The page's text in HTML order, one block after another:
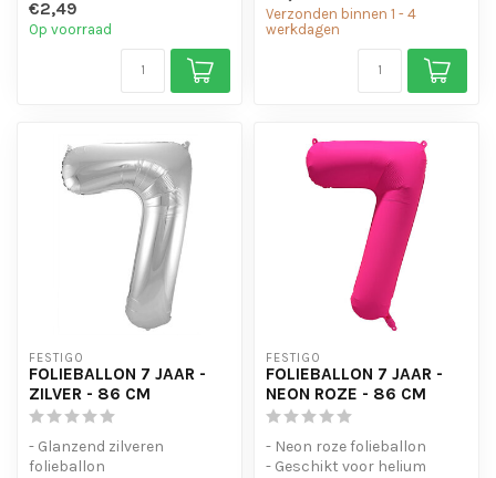
- Met oogjes o...
€2,49
Op voorraad
- Met oogjes om ...
Verzonden binnen 1 - 4
werkdagen
FESTIGO
FOLIEBALLON 7 JAAR -
ZILVER - 86 CM
- Glanzend zilveren
folieballon
FESTIGO
FOLIEBALLON 7 JAAR -
NEON ROZE - 86 CM
- Neon roze folieballon
- Geschikt voor helium